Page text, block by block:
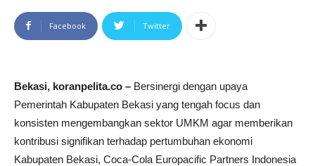
Facebook Twitter
Bekasi, koranpelita.co – Bersinergi dengan upaya
Pemerintah Kabupaten Bekasi yang tengah focus dan
konsisten mengembangkan sektor UMKM agar memberikan
kontribusi signifikan terhadap pertumbuhan ekonomi
Kabupaten Bekasi, Coca-Cola Europacific Partners Indonesia